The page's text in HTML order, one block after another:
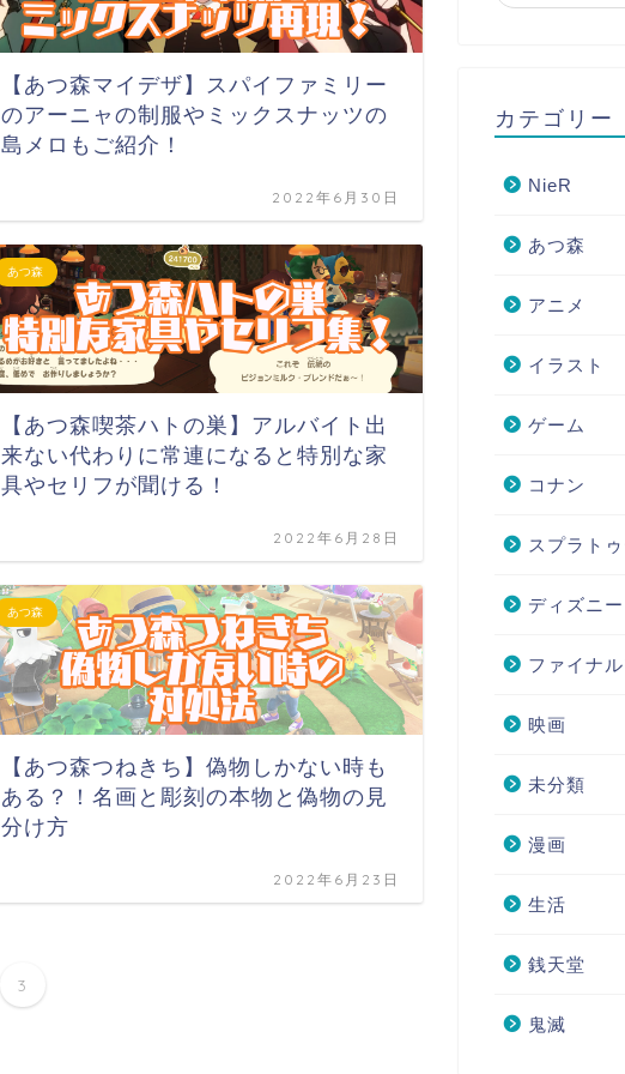
【あつ森マイデザ】スパイファミリー
のアーニャの制服やミックスナッツの
島メロもご紹介！
2022年6月30日
あつ森
【あつ森喫茶ハトの巣】アルバイト出
来ない代わりに常連になると特別な家
具やセリフが聞ける！
2022年6月28日
あつ森
【あつ森つねきち】偽物しかない時も
ある？！名画と彫刻の本物と偽物の見
分け方
2022年6月23日
3
カテゴリー
NieR
あつ森
アニメ
イラスト
ゲーム
コナン
スプラト
ディズニー
ファイナ
映画
未分類
漫画
生活
銭天堂
鬼滅